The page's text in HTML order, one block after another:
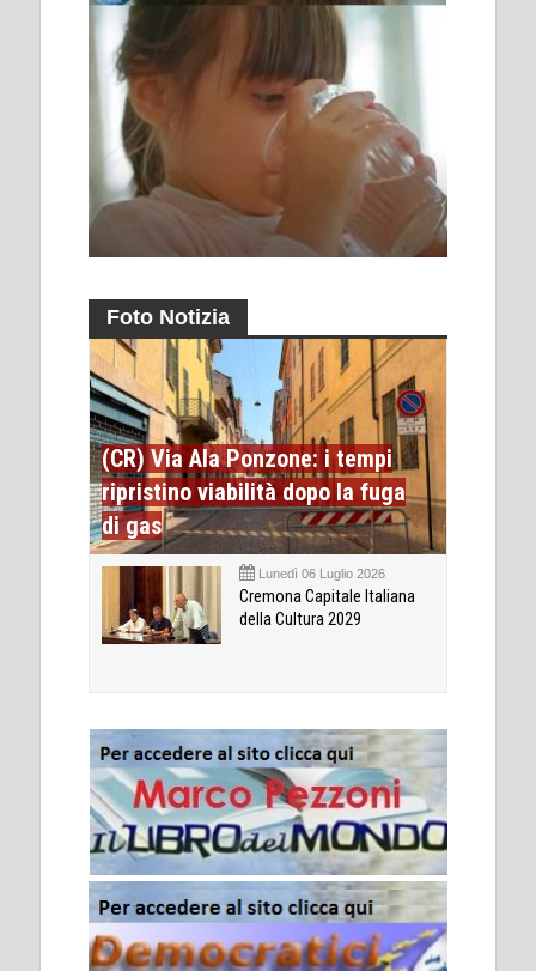
Foto Notizia
(CR) Via Ala Ponzone: i tempi
ripristino viabilità dopo la fuga
di gas
Lunedì 06 Luglio 2026
Cremona Capitale Italiana
della Cultura 2029